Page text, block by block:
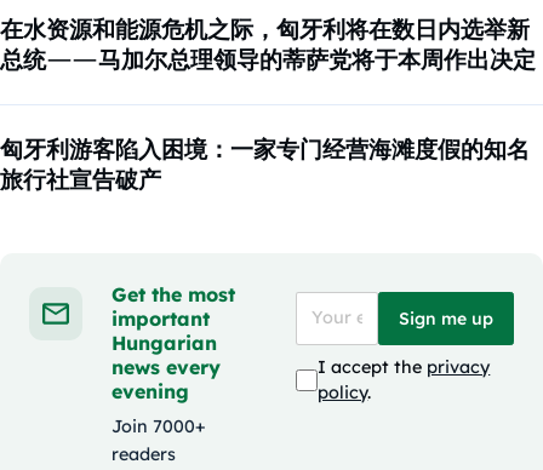
在水资源和能源危机之际，匈牙利将在数日内选举新
总统——马加尔总理领导的蒂萨党将于本周作出决定
匈牙利游客陷入困境：一家专门经营海滩度假的知名
旅行社宣告破产
Get the most
important
Hungarian
news every
evening
Join 7000+
readers
Sign me up
I accept the privacy
policy.